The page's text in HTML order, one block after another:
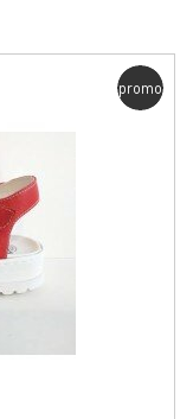
promo